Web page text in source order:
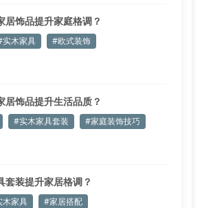
居饰品提升家庭格调？
实木家具 #欧式装饰
居饰品提升生活品质？
#实木家具套装 #家庭装饰技巧
套装提升家居格调？
木家具 #家居搭配